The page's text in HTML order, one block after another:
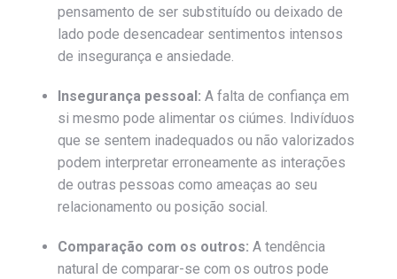
pensamento de ser substituído ou deixado de
lado pode desencadear sentimentos intensos
de insegurança e ansiedade.
Insegurança pessoal: A falta de confiança em
si mesmo pode alimentar os ciúmes. Indivíduos
que se sentem inadequados ou não valorizados
podem interpretar erroneamente as interações
de outras pessoas como ameaças ao seu
relacionamento ou posição social.
Comparação com os outros: A tendência
natural de comparar-se com os outros pode